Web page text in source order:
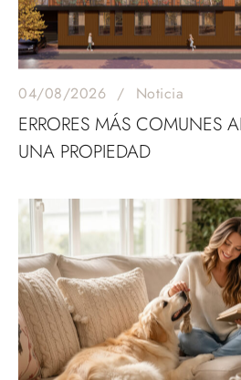
04/08/2026 Noticia
ERRORES MÁS COMUNES
UNA PROPIEDAD